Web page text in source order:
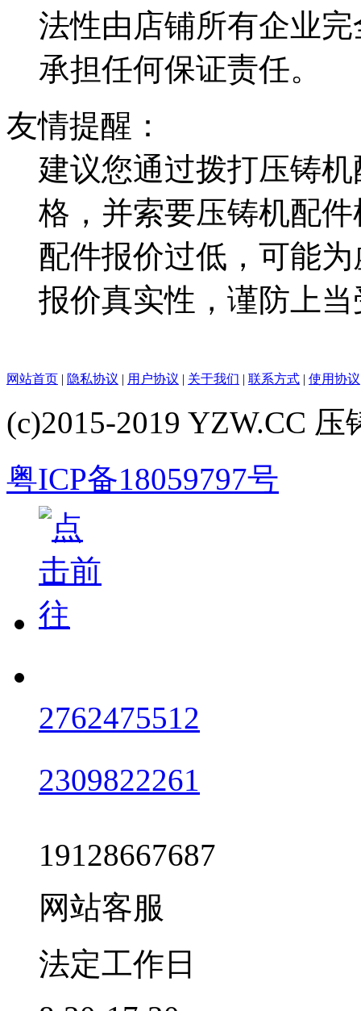
法性由店铺所有企业
承担任何保证责任。
友情提醒：
建议您通过拨打压铸
格，并索要压铸机配
配件报价过低，可能
报价真实性，谨防上
网站首页 | 隐私协议 | 用户协议 | 关于我们 | 联系方式 | 使用协议
(c)2015-2019 YZW.CC 压
粤ICP备18059797号
2762475512
2309822261
19128667687
网站客服
法定工作日